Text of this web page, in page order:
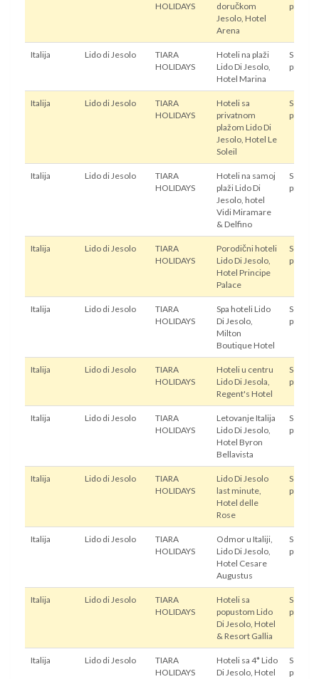
HOLIDAYS
doručkom
Jesolo, Hotel
Arena
prevoz
Italija Lido di Jesolo
TIARA
HOLIDAYS
Hoteli na plaži
Lido Di Jesolo,
Hotel Marina
prevoz
Italija Lido di Jesolo
TIARA
HOLIDAYS
Hoteli sa
privatnom
plažom Lido Di
Jesolo, Hotel Le
Soleil
prevoz
Italija Lido di Jesolo
TIARA
HOLIDAYS
Hoteli na samoj
plaži Lido Di
Jesolo, hotel
Vidi Miramare
& Delfino
prevoz
Italija Lido di Jesolo
TIARA
HOLIDAYS
Porodični hoteli
Lido Di Jesolo,
Hotel Principe
Palace
prevoz
Italija Lido di Jesolo
TIARA
HOLIDAYS
Spa hoteli Lido
Di Jesolo,
Milton
Boutique Hotel
prevoz
Italija Lido di Jesolo
TIARA
HOLIDAYS
Hoteli u centru
Lido Di Jesola,
Regent's Hotel
prevoz
Italija Lido di Jesolo
TIARA
HOLIDAYS
Letovanje Italija
Lido Di Jesolo,
Hotel Byron
Bellavista
prevoz
Italija Lido di Jesolo
TIARA
HOLIDAYS
Lido Di Jesolo
last minute,
Hotel delle
Rose
prevoz
Italija Lido di Jesolo
TIARA
HOLIDAYS
Odmor u Italiji,
Lido Di Jesolo,
Hotel Cesare
Augustus
prevoz
Italija Lido di Jesolo
TIARA
HOLIDAYS
Hoteli sa
popustom Lido
Di Jesolo, Hotel
& Resort Gallia
prevoz
Italija Lido di Jesolo
TIARA
HOLIDAYS
Hoteli sa 4* Lido
Di Jesolo, Hotel
prevoz